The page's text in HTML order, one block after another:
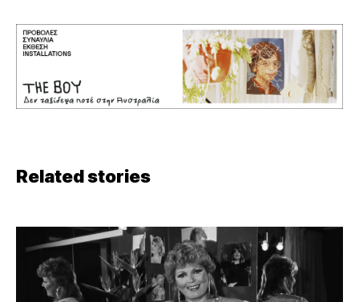
Related stories